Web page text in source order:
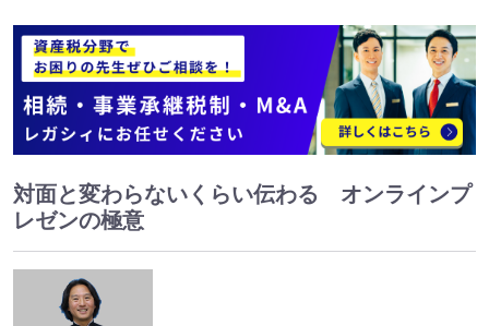
対面と変わらないくらい伝わる オンラインプ
レゼンの極意